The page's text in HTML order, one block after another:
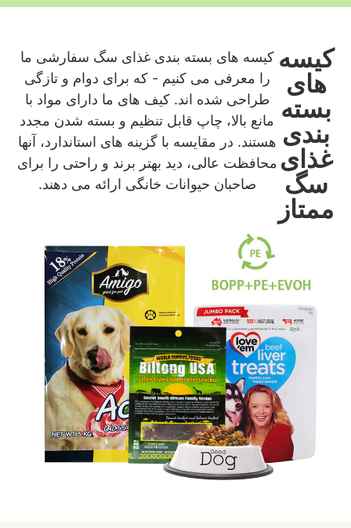
کیسه
های
بسته
بندی
غذای
سگ
ممتاز
کیسه های بسته بندی غذای سگ سفارشی ما
را معرفی می کنیم - که برای دوام و تازگی
طراحی شده اند. کیف های ما دارای مواد با
مانع بالا، چاپ قابل تنظیم و بسته شدن مجدد
هستند. در مقایسه با گزینه های استاندارد، آنها
محافظت عالی، دید بهتر برند و راحتی را برای
صاحبان حیوانات خانگی ارائه می دهند.